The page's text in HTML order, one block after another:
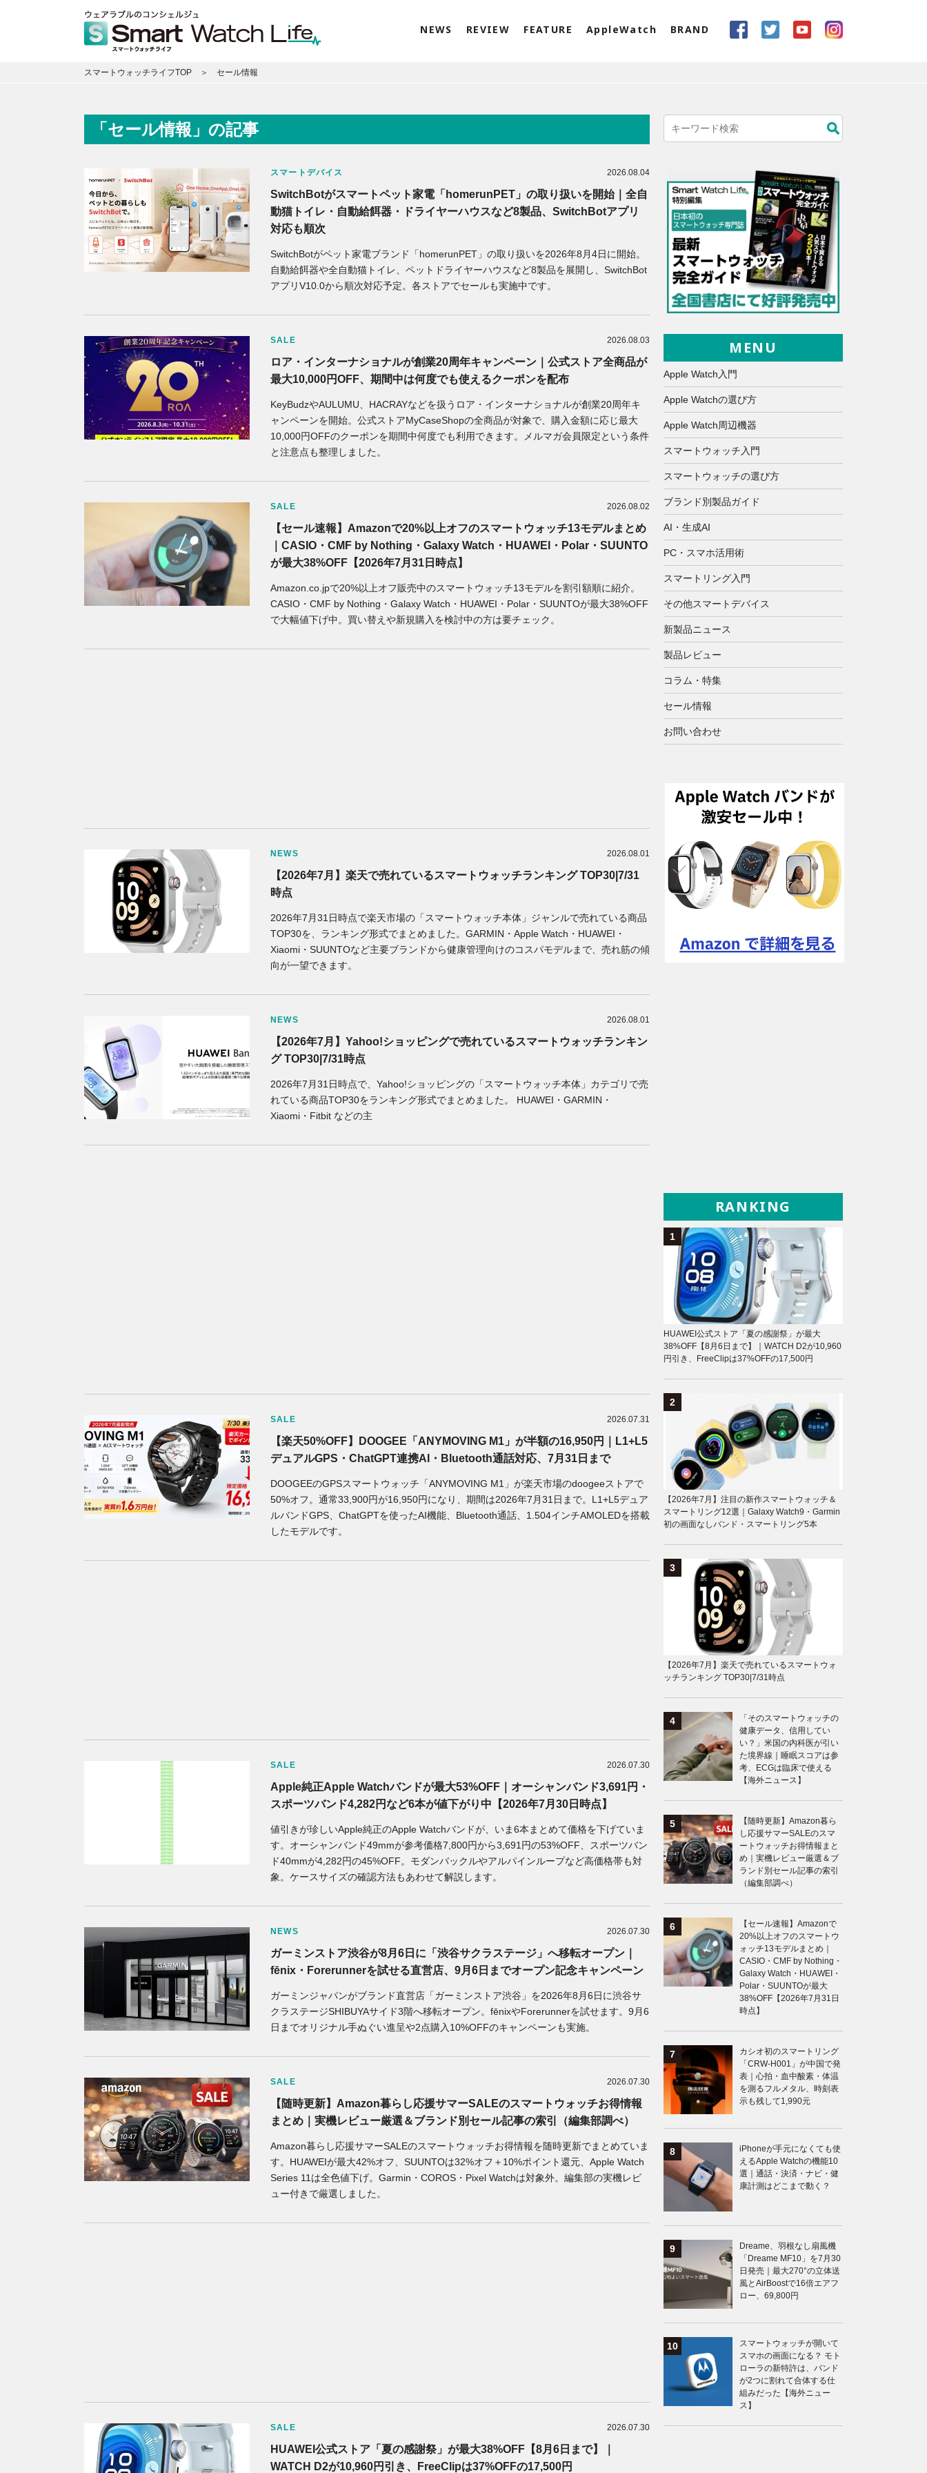
NEWS REVIEW FEATURE AppleWatch BRAND
スマートウォッチライフTOP セール情報
「セール情報」の記事
スマートデバイス
SwitchBotがスマートペット家電「homerunPET」の取り扱いを開始｜全自
動猫トイレ・自動給餌器・ドライヤーハウスなど8製品、SwitchBotアプリ
対応も順次
SwitchBotがペット家電ブランド「homerunPET」の取り扱いを2026年8月4日に開始。
自動給餌器や全自動猫トイレ、ペットドライヤーハウスなど8製品を展開し、SwitchBot
アプリV10.0から順次対応予定。各ストアでセールも実施中です。
2026.08.04
SALE
ロア・インターナショナルが創業20周年キャンペーン｜公式ストア全商品が
最大10,000円OFF、期間中は何度でも使えるクーポンを配布
KeyBudzやAULUMU、HACRAYなどを扱うロア・インターナショナルが創業20周年キ
ャンペーンを開始。公式ストアMyCaseShopの全商品が対象で、購入金額に応じ最大
10,000円OFFのクーポンを期間中何度でも利用できます。メルマガ会員限定という条件
と注意点も整理しました。
2026.08.03
SALE
【セール速報】Amazonで20%以上オフのスマートウォッチ13モデルまとめ
｜CASIO・CMF by Nothing・Galaxy Watch・HUAWEI・Polar・SUUNTO
が最大38%OFF【2026年7月31日時点】
Amazon.co.jpで20%以上オフ販売中のスマートウォッチ13モデルを割引額順に紹介。
CASIO・CMF by Nothing・Galaxy Watch・HUAWEI・Polar・SUUNTOが最大38%OFF
で大幅値下げ中。買い替えや新規購入を検討中の方は要チェック。
2026.08.02
NEWS
【2026年7月】楽天で売れているスマートウォッチランキング TOP30|7/31
時点
2026年7月31日時点で楽天市場の「スマートウォッチ本体」ジャンルで売れている商品
TOP30を、ランキング形式でまとめました。GARMIN・Apple Watch・HUAWEI・
Xiaomi・SUUNTOなど主要ブランドから健康管理向けのコスパモデルまで、売れ筋の傾
向が一望できます。
2026.08.01
NEWS
【2026年7月】Yahoo!ショッピングで売れているスマートウォッチランキン
グ TOP30|7/31時点
2026年7月31日時点で、Yahoo!ショッピングの「スマートウォッチ本体」カテゴリで売
れている商品TOP30をランキング形式でまとめました。 HUAWEI・GARMIN・
Xiaomi・Fitbit などの主
2026.08.01
SALE
【楽天50%OFF】DOOGEE「ANYMOVING M1」が半額の16,950円｜L1+L5
デュアルGPS・ChatGPT連携AI・Bluetooth通話対応、7月31日まで
DOOGEEのGPSスマートウォッチ「ANYMOVING M1」が楽天市場のdoogeeストアで
50%オフ。通常33,900円が16,950円になり、期間は2026年7月31日まで。L1+L5デュア
ルバンドGPS、ChatGPTを使ったAI機能、Bluetooth通話、1.504インチAMOLEDを搭載
したモデルです。
2026.07.31
SALE
Apple純正Apple Watchバンドが最大53%OFF｜オーシャンバンド3,691円・
スポーツバンド4,282円など6本が値下がり中【2026年7月30日時点】
値引きが珍しいApple純正のApple Watchバンドが、いま6本まとめて価格を下げていま
す。オーシャンバンド49mmが参考価格7,800円から3,691円の53%OFF、スポーツバン
ド40mmが4,282円の45%OFF。モダンバックルやアルパインループなど高価格帯も対
象。ケースサイズの確認方法もあわせて解説します。
2026.07.30
NEWS
ガーミンストア渋谷が8月6日に「渋谷サクラステージ」へ移転オープン｜
fēnix・Forerunnerを試せる直営店、9月6日までオープン記念キャンペーン
ガーミンジャパンがブランド直営店「ガーミンストア渋谷」を2026年8月6日に渋谷サ
クラステージSHIBUYAサイド3階へ移転オープン。fēnixやForerunnerを試せます。9月6
日までオリジナル手ぬぐい進呈や2点購入10%OFFのキャンペーンも実施。
2026.07.30
SALE
【随時更新】Amazon暮らし応援サマーSALEのスマートウォッチお得情報
まとめ｜実機レビュー厳選＆ブランド別セール記事の索引（編集部調べ）
Amazon暮らし応援サマーSALEのスマートウォッチお得情報を随時更新でまとめていま
す。HUAWEIが最大42%オフ、SUUNTOは32%オフ＋10%ポイント還元、Apple Watch
Series 11は全色値下げ。Garmin・COROS・Pixel Watchは対象外。編集部の実機レビ
ュー付きで厳選しました。
2026.07.30
SALE
HUAWEI公式ストア「夏の感謝祭」が最大38%OFF【8月6日まで】｜
WATCH D2が10,960円引き、FreeClipは37%OFFの17,500円
2026.07.30
MENU
Apple Watch入門
Apple Watchの選び方
Apple Watch周辺機器
スマートウォッチ入門
スマートウォッチの選び方
ブランド別製品ガイド
AI・生成AI
PC・スマホ活用術
スマートリング入門
その他スマートデバイス
新製品ニュース
製品レビュー
コラム・特集
セール情報
お問い合わせ
RANKING
HUAWEI公式ストア「夏の感謝祭」が最大
38%OFF【8月6日まで】｜WATCH D2が10,960
円引き、FreeClipは37%OFFの17,500円
【2026年7月】注目の新作スマートウォッチ＆
スマートリング12選｜Galaxy Watch9・Garmin
初の画面なしバンド・スマートリング5本
【2026年7月】楽天で売れているスマートウォ
ッチランキング TOP30|7/31時点
「そのスマートウォッチの
健康データ、信用してい
い？」米国の内科医が引い
た境界線｜睡眠スコアは参
考、ECGは臨床で使える
【海外ニュース】
【随時更新】Amazon暮ら
し応援サマーSALEのスマ
ートウォッチお得情報まと
め｜実機レビュー厳選＆ブ
ランド別セール記事の索引
（編集部調べ）
【セール速報】Amazonで
20%以上オフのスマートウ
ォッチ13モデルまとめ｜
CASIO・CMF by Nothing・
Galaxy Watch・HUAWEI・
Polar・SUUNTOが最大
38%OFF【2026年7月31日
時点】
カシオ初のスマートリング
「CRW-H001」が中国で発
表｜心拍・血中酸素・体温
を測るフルメタル、時刻表
示も残して1,990元
iPhoneが手元になくても使
えるApple Watchの機能10
選｜通話・決済・ナビ・健
康計測はどこまで動く？
Dreame、羽根なし扇風機
「Dreame MF10」を7月30
日発売｜最大270°の立体送
風とAirBoostで16倍エアフ
ロー、69,800円
スマートウォッチが開いて
スマホの画面になる？ モト
ローラの新特許は、バンド
が2つに割れて合体する仕
組みだった【海外ニュー
ス】